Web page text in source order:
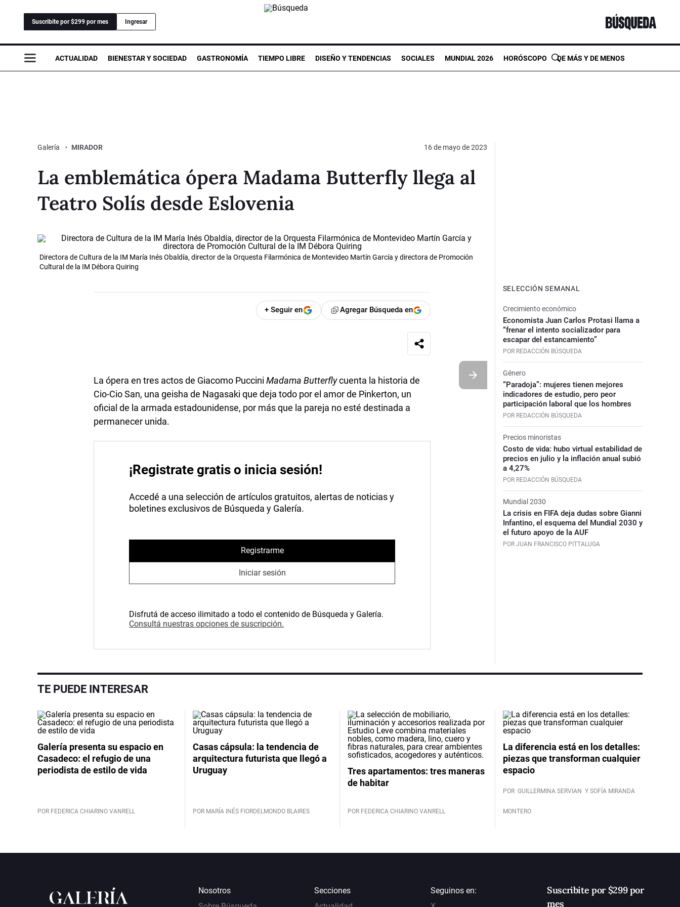
Suscribite por $299 por mes Ingresar
ACTUALIDAD BIENESTAR Y SOCIEDAD GASTRONOMÍA TIEMPO LIBRE DISEÑO Y TENDENCIAS SOCIALES MUNDIAL 2026 HORÓSCOPO DE MÁS Y DE MENOS
Galería MIRADOR 16 de mayo de 2023
La emblemática ópera Madama Butterfly llega al
Teatro Solís desde Eslovenia
Directora de Cultura de la IM María Inés Obaldía, director de la Orquesta Filarmónica de Montevideo Martín García y directora de Promoción
Cultural de la IM Débora Quiring
+ Seguir en Agregar Búsqueda en
La ópera en tres actos de Giacomo PucciniMadama Butterflycuenta la historia de
Cio-Cio San, una geisha de Nagasaki que deja todo por el amor de Pinkerton, un
oficial de la armada estadounidense, por más que la pareja no esté destinada a
permanecer unida.
¡Registrate gratis o inicia sesión!
Accedé a una selección de artículos gratuitos, alertas de noticias y
boletines exclusivos de Búsqueda y Galería.
Registrarme
Iniciar sesión
Disfrutá de acceso ilimitado a todo el contenido de Búsqueda y Galería.
Consultá nuestras opciones de suscripción.
SELECCIÓN SEMANAL
Crecimiento económico
Economista Juan Carlos Protasi llama a
“frenar el intento socializador para
escapar del estancamiento”
POR REDACCIÓN BÚSQUEDA
Género
“Paradoja”: mujeres tienen mejores
indicadores de estudio, pero peor
participación laboral que los hombres
POR REDACCIÓN BÚSQUEDA
Precios minoristas
Costo de vida: hubo virtual estabilidad de
precios en julio y la inflación anual subió
a 4,27%
POR REDACCIÓN BÚSQUEDA
Mundial 2030
La crisis en FIFA deja dudas sobre Gianni
Infantino, el esquema del Mundial 2030 y
el futuro apoyo de la AUF
POR JUAN FRANCISCO PITTALUGA
TE PUEDE INTERESAR
Galería presenta su espacio en
Casadeco: el refugio de una
periodista de estilo de vida
POR FEDERICA CHIARINO VANRELL
Casas cápsula: la tendencia de
arquitectura futurista que llegó a
Uruguay
POR MARÍA INÉS FIORDELMONDO BLAIRES
Tres apartamentos: tres maneras
de habitar
POR FEDERICA CHIARINO VANRELL
La diferencia está en los detalles:
piezas que transforman cualquier
espacio
POR GUILLERMINA SERVIAN Y SOFÍA MIRANDA
MONTERO
Nosotros
Secciones
Seguinos en:
Suscribite por $299 por
mes